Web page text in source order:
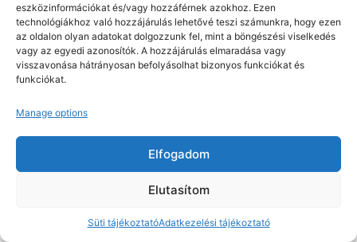
eszközinformációkat és/vagy hozzáférnek azokhoz. Ezen
technológiákhoz való hozzájárulás lehetővé teszi számunkra, hogy ezen
az oldalon olyan adatokat dolgozzunk fel, mint a böngészési viselkedés
vagy az egyedi azonosítók. A hozzájárulás elmaradása vagy
visszavonása hátrányosan befolyásolhat bizonyos funkciókat és
funkciókat.
Manage options
Elfogadom
Elutasítom
Süti tájékoztatóAdatkezelési tájékoztató
Union Pump Kft. © 2025 Minden jog fenntartva.
Adatvédelmi tájékoztató Süti tájékoztató
Az oldalt készítette: